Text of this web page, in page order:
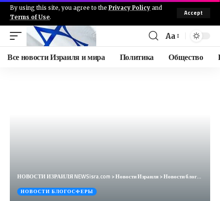
By using this site, you agree to the Privacy Policy and
Terms of Use.
Accept
Aa
Все новости Израиля и мира Политика Общество
НОВОСТИ ИЗРАИЛЯ NEWSisra.com >Новости Израиля>Новости блогосферы
НОВОСТИ БЛОГОСФЕРЫ